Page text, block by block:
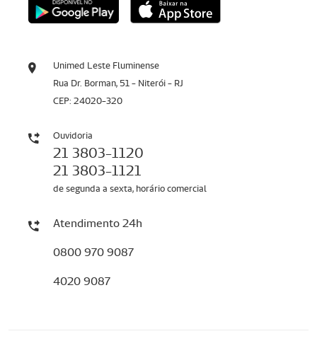
Unimed Leste Fluminense
Rua Dr. Borman, 51 - Niterói - RJ
CEP: 24020-320
Ouvidoria
21 3803-1120
21 3803-1121
de segunda a sexta, horário comercial
Atendimento 24h
0800 970 9087
4020 9087